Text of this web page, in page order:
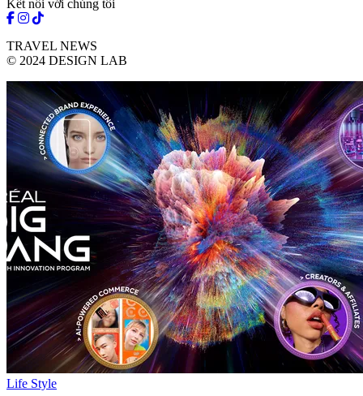
Kết nối với chúng tôi
TRAVEL NEWS
© 2024 DESIGN LAB
Life Style